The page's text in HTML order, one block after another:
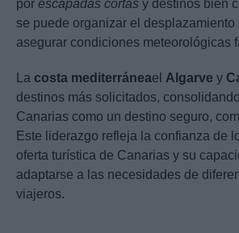
por escapadas cortas y destinos bien
se puede organizar el desplazamiento
asegurar condiciones meteorológicas
La costa mediterráneael Algarve y
destinos más solicitados,
Canarias como un destino seguro,
Este liderazgo refleja la confianza de
oferta turística de Canarias y su
adaptarse a las necesidades de
viajeros.